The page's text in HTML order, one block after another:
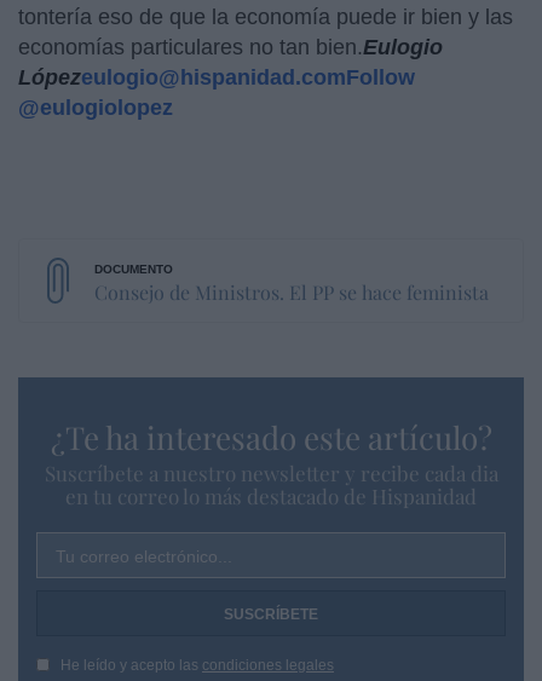
tontería eso de que la economía puede ir bien y las
economías particulares no tan bien.Eulogio
Lópezeulogio@hispanidad.comFollow
@eulogiolopez
Consejo de Ministros. El PP se hace feminista
¿Te ha interesado este artículo?
Suscríbete a nuestro newsletter y recibe cada dia
en tu correo lo más destacado de Hispanidad
Tu correo electrónico...
He leído y acepto las condiciones legales